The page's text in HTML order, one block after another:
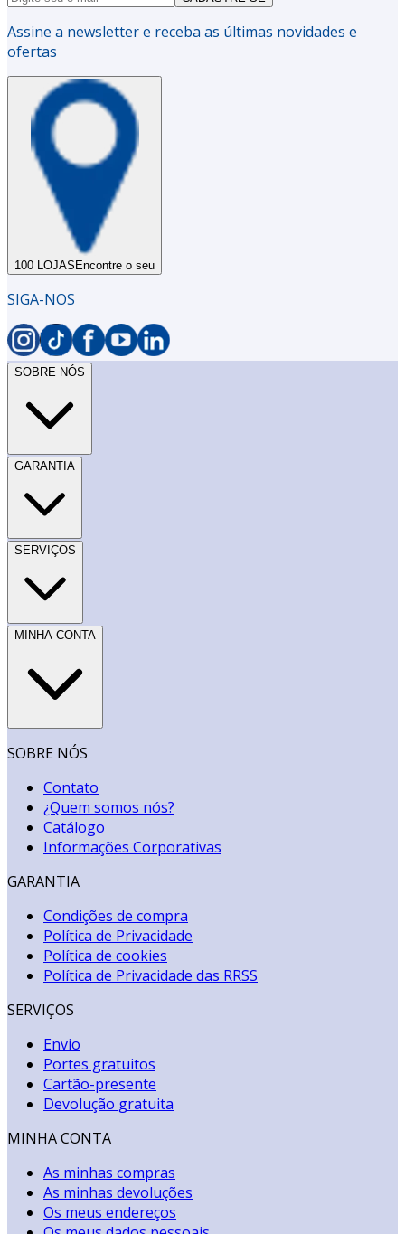
Assine a newsletter e receba as últimas novidades e
ofertas
100 LOJAS Encontre o seu
SIGA-NOS
SOBRE NÓS
GARANTIA
SERVIÇOS
MINHA CONTA
SOBRE NÓS
Contato
¿Quem somos nós?
Catálogo
Informações Corporativas
GARANTIA
Condições de compra
Política de Privacidade
Política de cookies
Política de Privacidade das RRSS
SERVIÇOS
Envio
Portes gratuitos
Cartão-presente
Devolução gratuita
MINHA CONTA
As minhas compras
As minhas devoluções
Os meus endereços